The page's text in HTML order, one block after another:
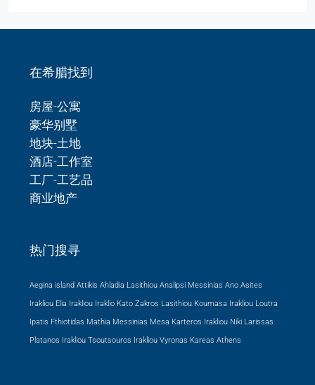
在希腊找到
房屋-公寓
豪华别墅
地块-土地
酒店-工作室
工厂-工艺品
商业地产
热门搜寻
Aegina island Attikis Ahladia Lasithiou Analipsi Messinias Ano Asites
Irakliou Elia Irakliou Iraklio Kato Zakros Lasithiou Koumasa Irakliou Loutra
Ipatis Fthiotidas Mathia Messinias Mesa Karteros Irakliou Niki Larissas
Platanos Irakliou Tsoutsouros Irakliou Vyronas Kareas Athens